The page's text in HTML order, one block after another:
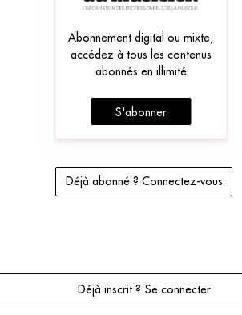
Abonnement digital ou mixte,
accédez à tous les contenus
abonnés en illimité
S'abonner
Déjà abonné ? Connectez-vous
Déjà inscrit ? Se connecter